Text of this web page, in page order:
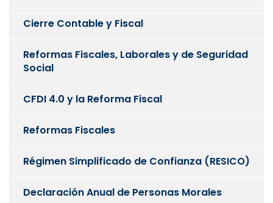
Cierre Contable y Fiscal
Reformas Fiscales, Laborales y de Seguridad
Social
CFDI 4.0 y la Reforma Fiscal
Reformas Fiscales
Régimen Simplificado de Confianza (RESICO)
Declaración Anual de Personas Morales